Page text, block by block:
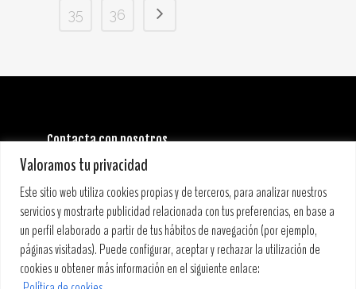
Valoramos tu privacidad
Este sitio web utiliza cookies propias y de terceros, para analizar nuestros
servicios y mostrarte publicidad relacionada con tus preferencias, en base a
un perfil elaborado a partir de tus hábitos de navegación (por ejemplo,
páginas visitadas). Puede configurar, aceptar y rechazar la utilización de
cookies u obtener más información en el siguiente enlace:
35
36
Contacta con nosotros
INFORMACIÓN GENERAL:
info@stoneandmusicfestival.com
PRENSA:
prensa@stoneandmusicfestival.com